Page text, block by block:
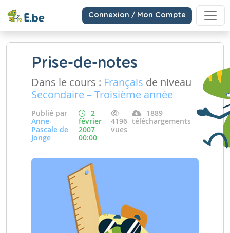
Connexion / Mon Compte
Prise-de-notes
Dans le cours : Français de niveau
Secondaire – Troisième année
Publié par
Anne-
Pascale de
Jonge
2
février
2007
00:00
4196
vues
1889
téléchargements